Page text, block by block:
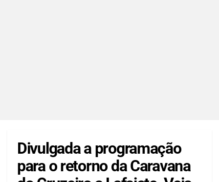
Divulgada a programação
para o retorno da Caravana